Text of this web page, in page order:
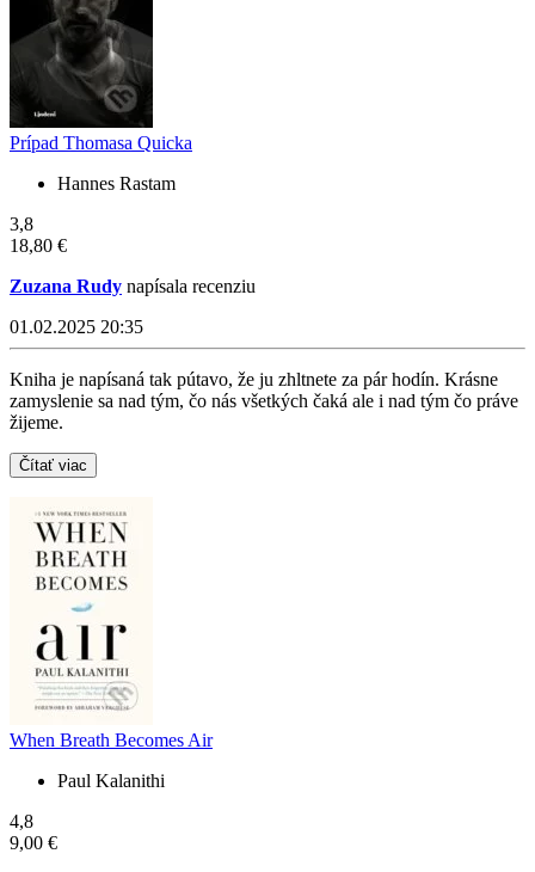
Prípad Thomasa Quicka
Hannes Rastam
3,8
18,80 €
Zuzana Rudy napísala recenziu
01.02.2025 20:35
Kniha je napísaná tak pútavo, že ju zhltnete za pár hodín. Krásne
zamyslenie sa nad tým, čo nás všetkých čaká ale i nad tým čo práve
žijeme.
Čítať viac
When Breath Becomes Air
Paul Kalanithi
4,8
9,00 €